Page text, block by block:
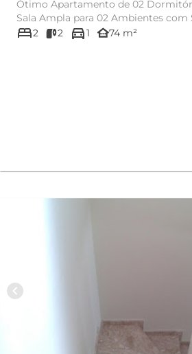
Ótimo Apartamento de 02
Sala Ampla para 02 Ambientes com
com Armário e Gab...
bed2 2 directions_car1 other_houses74 m²
chevron_left